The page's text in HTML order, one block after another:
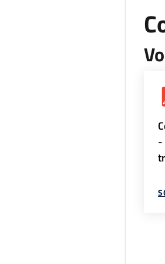
-